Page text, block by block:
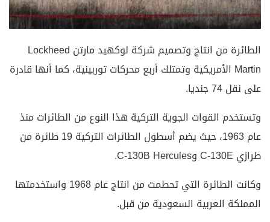
الطائرة من انتاج وتصميم شركة لوكهيد مارتن Lockheed
Martin الأمريكية وتمتلك أربع محركات توربينية، كما أنها قادرة
على نقل 74 جنديا.
وتستخدم القوات الجوية التركية هذا النوع من الطائرات منذ
عام 1963، حيث يضم أسطول الطائرات التركية 19 طائرة من
طرازي C-130E وC-130B Hercules.
وكانت الطائرة التي تحطمت من انتاج عام 1968 واستخدمتها
المملكة العربية السعودية من قبل.